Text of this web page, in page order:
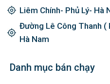
Liêm Chính- Phủ Lý- Hà
Đường Lê Công Thanh (
Hà Nam
Danh mục bán chạy